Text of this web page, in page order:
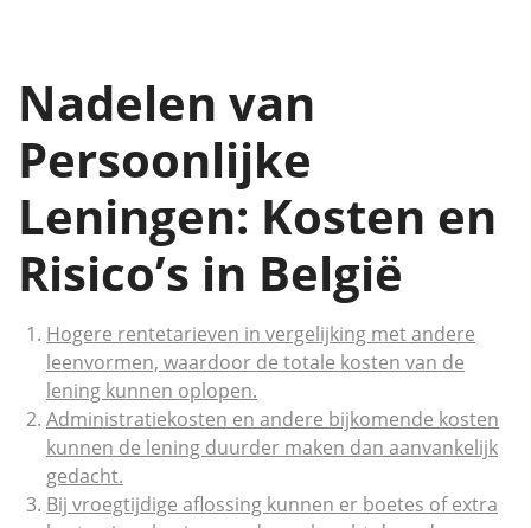
Nadelen van
Persoonlijke
Leningen: Kosten en
Risico’s in België
Hogere rentetarieven in vergelijking met andere
leenvormen, waardoor de totale kosten van de
lening kunnen oplopen.
Administratiekosten en andere bijkomende kosten
kunnen de lening duurder maken dan aanvankelijk
gedacht.
Bij vroegtijdige aflossing kunnen er boetes of extra